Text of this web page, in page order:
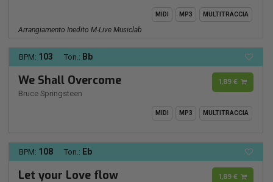
MIDI MP3 MULTITRACCIA
Arrangiamento Inedito M-Live Musiclab
BPM: 103 Ton.: Bb
We Shall Overcome
Bruce Springsteen
1,89 €
MIDI MP3 MULTITRACCIA
BPM: 108 Ton.: Eb
Let your Love flow 1,89 €